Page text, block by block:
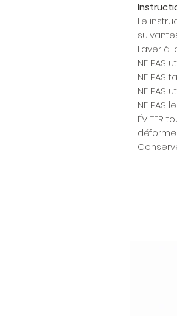
Le
Laver à
NE PAS
NE PAS
NE
NE PAS
ÉVITER